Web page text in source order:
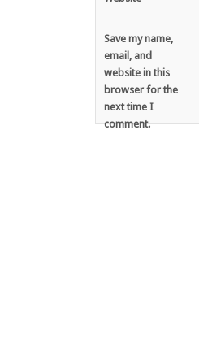
Save my name,
email, and
website in this
browser for the
next time I
comment.